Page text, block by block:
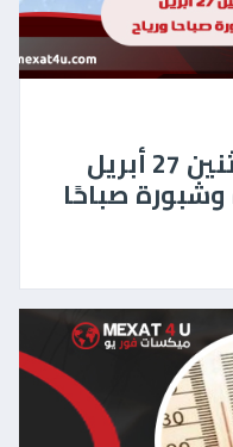
حالة الطقس اليوم الإثنين 27 أبريل
وشبورة صباحًا